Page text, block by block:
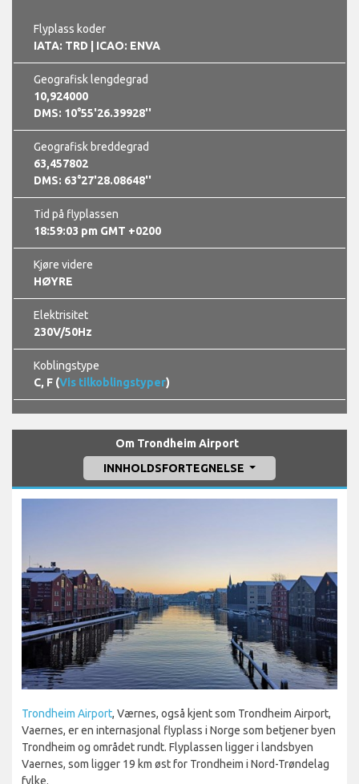
Flyplass koder
IATA: TRD
| ICAO: ENVA
Geografisk lengdegrad
10,924000
DMS: 10°55'26.39928''
Geografisk breddegrad
63,457802
DMS: 63°27'28.08648''
Tid på flyplassen
18:59:04 pm GMT +0200
Kjøre videre
HØYRE
Elektrisitet
230V/50Hz
Koblingstype
C, F (Vis tilkoblingstyper)
Om Trondheim Airport
INNHOLDSFORTEGNELSE
Trondheim Airport, Værnes, også kjent som Trondheim Airport,
Vaernes, er en internasjonal flyplass i Norge som betjener byen
Trondheim og området rundt. Flyplassen ligger i landsbyen
Vaernes, som ligger 19 km øst for Trondheim i Nord-Trøndelag
fylke.